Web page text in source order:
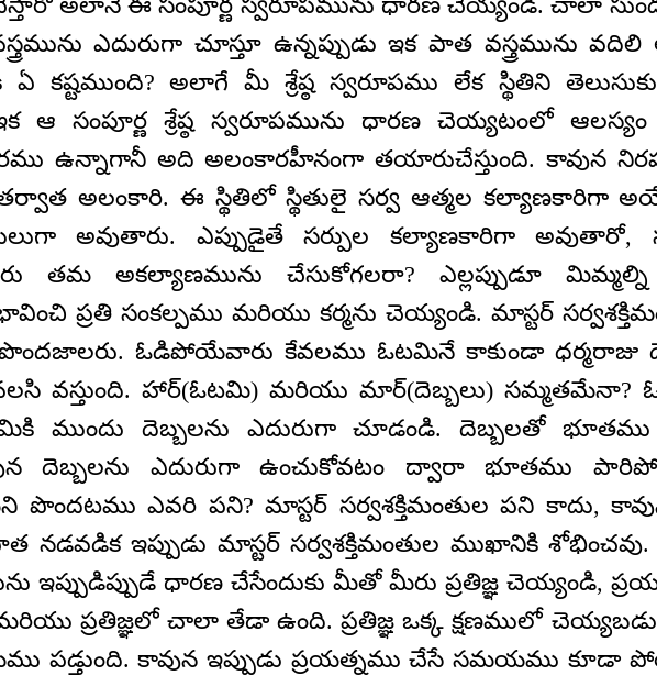
ఎదురుగా చూస్తూ ఉన్నప్పుడు ఇక పాత వస్త్రమును వదిలి
కష్టముంది? అలాగే మీ శ్రేష్ఠ స్వరూపము లేక స్థితిని
ఆ సంపూర్ణ శ్రేష్ఠ స్వరూపమును ధారణ చెయ్యటంలో ఆలస్యం
ఉన్నాగానీ అది అలంకారహీనంగా తయారుచేస్తుంది. కావున
అలంకారి. ఈ స్థితిలో స్థితులై సర్వ ఆత్మల కల్యాణకారిగా
అవుతారు. ఎప్పుడైతే సర్పుల కల్యాణకారిగా అవుతారో,
తమ అకల్యాణమును చేసుకోగలరా? ఎల్లప్పుడూ
ప్రతి సంకల్పము మరియు కర్మను చెయ్యండి. మాస్టర్
ఓడిపోయేవారు కేవలము ఓటమినే కాకుండా ధర్మరాజు
వస్తుంది. హార్(ఓటమి) మరియు మార్(దెబ్బలు) సమ్మతమేనా?
ముందు దెబ్బలను ఎదురుగా చూడండి. దెబ్బలతో
దెబ్బలను ఎదురుగా ఉంచుకోవటం ద్వారా భూతము
పొందటము ఎవరి పని? మాస్టర్ సర్వశక్తిమంతుల పని కాదు,
ఇప్పుడు మాస్టర్ సర్వశక్తిమంతుల ముఖానికి శోభించవు.
ఇప్పుడిప్పుడే ధారణ చేసేందుకు మీతో మీరు ప్రతిజ్ఞ చెయ్యండి,
ప్రతిజ్ఞలో చాలా తేడా ఉంది. ప్రతిజ్ఞ ఒక్క క్షణములో
పడ్తుంది. కావున ఇప్పుడు ప్రయత్నము చేసే సమయము కూడా